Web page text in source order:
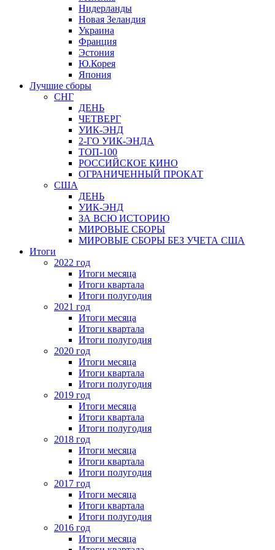
Нидерланды
Новая Зеландия
Украина
Франция
Эстония
Ю.Корея
Япония
Лучшие сборы
СНГ
ДЕНЬ
ЧЕТВЕРГ
УИК-ЭНД
2-ГО УИК-ЭНДА
ТОП-100
РОССИЙСКОЕ КИНО
ОГРАНИЧЕННЫЙ ПРОКАТ
США
ДЕНЬ
УИК-ЭНД
ЗА ВСЮ ИСТОРИЮ
МИРОВЫЕ СБОРЫ
МИРОВЫЕ СБОРЫ БЕЗ УЧЕТА США
Итоги
2022 год
Итоги месяца
Итоги квартала
Итоги полугодия
2021 год
Итоги месяца
Итоги квартала
Итоги полугодия
2020 год
Итоги месяца
Итоги квартала
Итоги полугодия
2019 год
Итоги месяца
Итоги квартала
Итоги полугодия
2018 год
Итоги месяца
Итоги квартала
Итоги полугодия
2017 год
Итоги месяца
Итоги квартала
Итоги полугодия
2016 год
Итоги месяца